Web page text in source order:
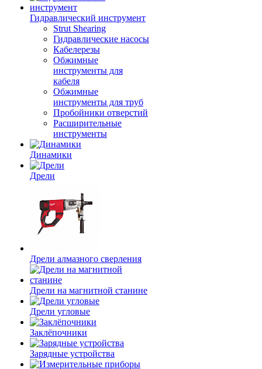
Гидравлический инструмент
Strut Shearing
Гидравлические насосы
Кабелерезы
Обжимные
инструменты для
кабеля
Обжимные
инструменты для труб
Пробойники отверстий
Расширительные
инструменты
Динамики
Дрели
Дрели алмазного сверления
Дрели на магнитной станине
Дрели угловые
Заклёпочники
Зарядные устройства